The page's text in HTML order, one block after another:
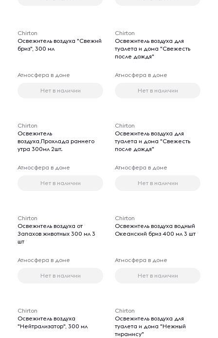
Chirton
Освежитель воздуха "Свежий
бриз", 300 мл
Атмосфера в доме
Нет в наличии
Chirton
Освежитель воздуха для
туалета и дома "Свежесть
после дождя"
Атмосфера в доме
Нет в наличии
Chirton
Освежитель
воздуха,Прохлада раннего
утра 300мл 2шт.
Атмосфера в доме
Нет в наличии
Chirton
Освежитель воздуха для
туалета и дома "Свежесть
после дождя"
Атмосфера в доме
Нет в наличии
Chirton
Освежитель воздуха от
Запахов животных 300 мл 3
шт
Атмосфера в доме
Нет в наличии
Chirton
Освежитель воздуха водный
Океанский бриз 400 мл 3 шт
Атмосфера в доме
Нет в наличии
Chirton
Освежитель воздуха
"Нейтрализатор", 300 мл
Chirton
Освежитель воздуха для
туалета и дома "Нежный
тирамису"